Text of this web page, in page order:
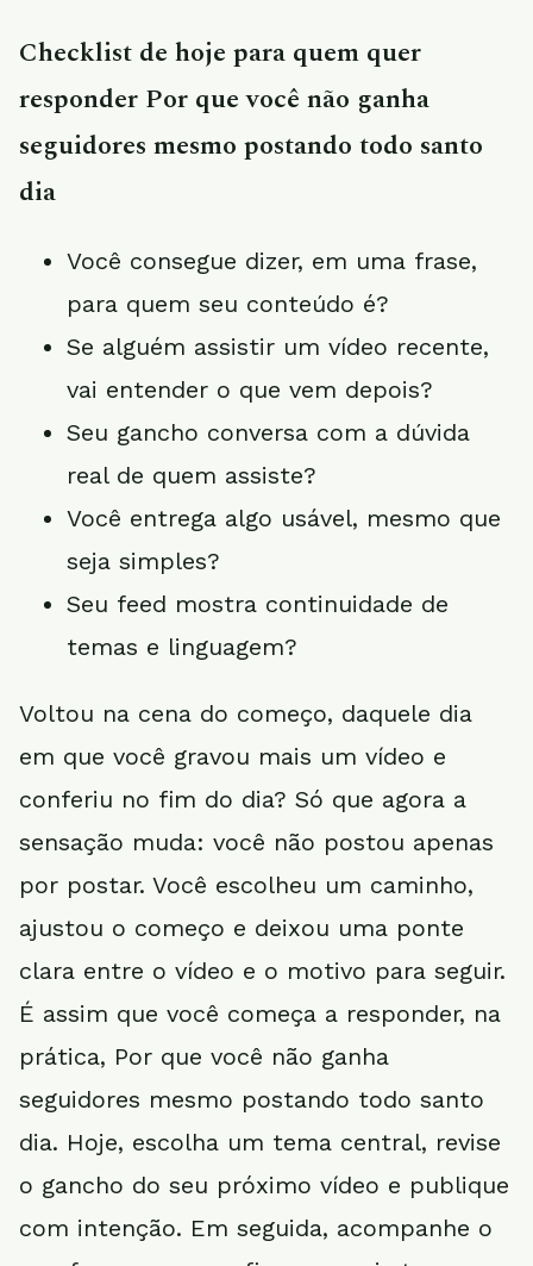
Checklist de hoje para quem quer
responder Por que você não ganha
seguidores mesmo postando todo santo
dia
Você consegue dizer, em uma frase,
para quem seu conteúdo é?
Se alguém assistir um vídeo recente,
vai entender o que vem depois?
Seu gancho conversa com a dúvida
real de quem assiste?
Você entrega algo usável, mesmo que
seja simples?
Seu feed mostra continuidade de
temas e linguagem?
Voltou na cena do começo, daquele dia
em que você gravou mais um vídeo e
conferiu no fim do dia? Só que agora a
sensação muda: você não postou apenas
por postar. Você escolheu um caminho,
ajustou o começo e deixou uma ponte
clara entre o vídeo e o motivo para seguir.
É assim que você começa a responder, na
prática, Por que você não ganha
seguidores mesmo postando todo santo
dia. Hoje, escolha um tema central, revise
o gancho do seu próximo vídeo e publique
com intenção. Em seguida, acompanhe o